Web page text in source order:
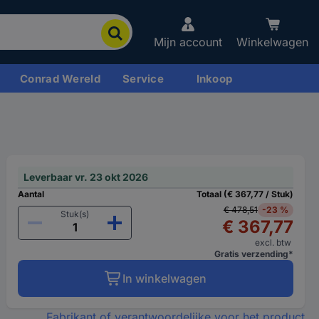
Mijn account Winkelwagen
Conrad Wereld Service Inkoop
Leverbaar vr. 23 okt 2026
Aantal
Stuk(s)
Totaal (€ 367,77 / Stuk)
€ 478,51 -23 %
€ 367,77
excl. btw
Gratis verzending*
In winkelwagen